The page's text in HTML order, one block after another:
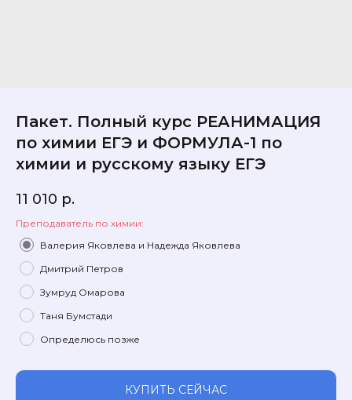
Пакет. Полный курс РЕАНИМАЦИЯ
по химии ЕГЭ и ФОРМУЛА-1 по
химии и русскому языку ЕГЭ
11 010 р.
Преподаватель по химии:
Валерия Яковлева и Надежда Яковлева
Дмитрий Петров
Зумруд Омарова
Таня Бумстади
Определюсь позже
КУПИТЬ СЕЙЧАС